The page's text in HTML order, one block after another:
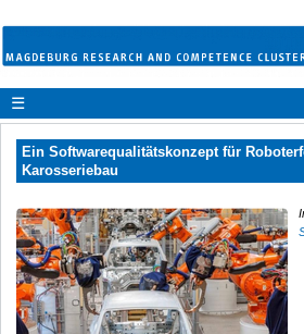
☰
Ein Softwarequalitätskonzept für
Karosseriebau